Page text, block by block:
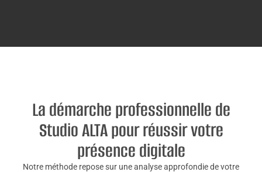
La démarche professionnelle de
Studio ALTA pour réussir votre
présence digitale
Notre méthode repose sur une analyse approfondie de votre